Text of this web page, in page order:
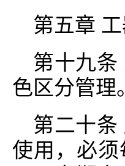
第五章
第十九条
色区分管理。
第二十条
使用，必